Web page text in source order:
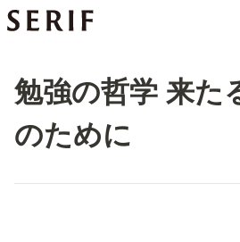
勉強の哲学 来た
のために